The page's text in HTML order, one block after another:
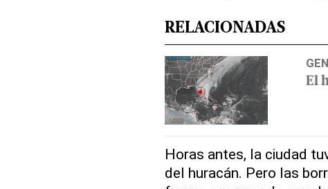
RELACIONADAS
El
Horas antes, la ciudad
del huracán. Pero las